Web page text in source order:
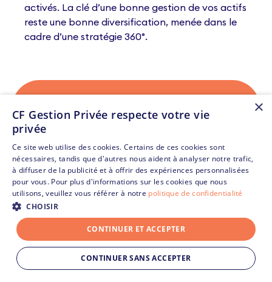
activés. La clé d’une bonne gestion de vos actifs
reste une bonne diversification, menée dans le
cadre d’une stratégie 360°.
Comment investir intelligemment dans
l'immobilier ?
Ne restez pas seul ! A moins de disposer de
solides connaissances en matière, nous vous
conseillons de faire appel à des professionnels.
Faire appel à CF Gestion Privée c’est bénéficier
d’un cabinet objectif dans son conseil et dans
les solutions proposées, grâce à son ouverture
sur le marché. Depuis bientôt 30 ans, nos
experts en gestion privée établissent des
stratégies patrimoniales ou d’investissements
×
CF Gestion Privée respecte votre vie
privée
Ce site web utilise des cookies. Certains de ces cookies sont
nécessaires, tandis que d'autres nous aident à analyser notre trafic,
à diffuser de la publicité et à offrir des expériences personnalisées
pour vous. Pour plus d'informations sur les cookies que nous
utilisons, veuillez vous référer à notre politique de confidentialité
CHOISIR
CONTINUER ET ACCEPTER
CONTINUER SANS ACCEPTER